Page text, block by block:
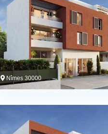
Nîmes 30000